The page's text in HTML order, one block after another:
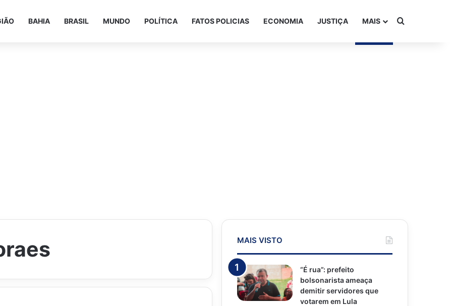
BAHIA BRASIL MUNDO POLÍTICA FATOS POLICIAS ECONOMIA JUSTIÇA MAIS Procurar
MAIS VISTO
“É rua”: prefeito
bolsonarista ameaça
demitir servidores que
votarem em Lula